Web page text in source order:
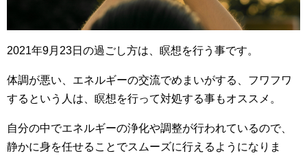
2021年9月23日の過ごし方は、瞑想を行う事です。
体調が悪い、エネルギーの交流でめまいがする、フワフワ
するという人は、瞑想を行って対処する事もオススメ。
自分の中でエネルギーの浄化や調整が行われているので、
静かに身を任せることでスムーズに行えるようになりま